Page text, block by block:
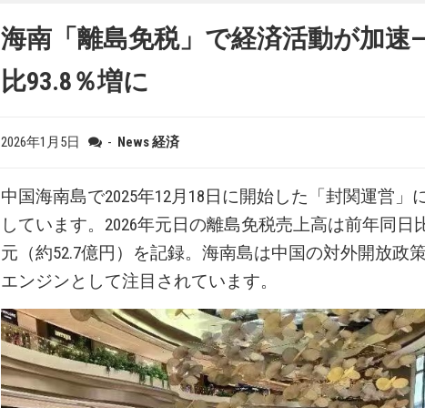
海南「離島免税」で経済活動が加速
比93.8％増に
2026年1月5日 - News経済
中国海南島で2025年12月18日に開始した「封関運営」
しています。2026年元日の離島免税売上高は前年同日
元（約52.7億円）を記録。海南島は中国の対外開放政
エンジンとして注目されています。